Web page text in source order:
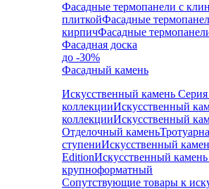
Фасадные термопанели с
плиткойФасадные
кирпичФасадные
Фасадная доска
до -30%
Фасадный камень
Искусственный камень
коллекцииИскусственный
коллекцииИскусственный
Отделочный камень
ступениИскусственный
EditionИскусственный
крупноформатный
Сопутствующие товары к